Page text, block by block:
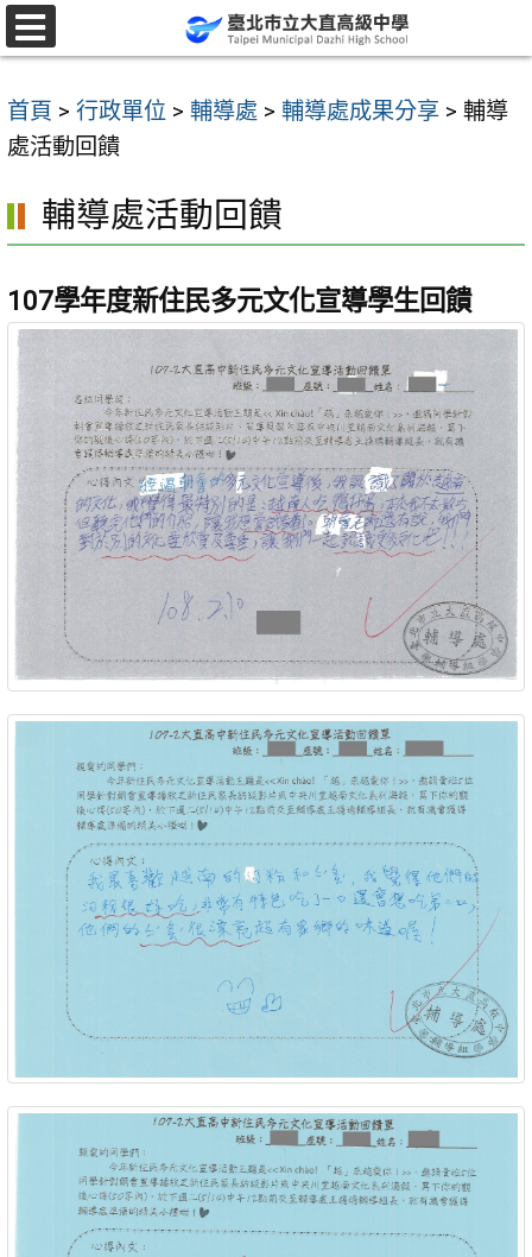
跳
至
要
內
區
首頁 > 行政單位 > 輔導處 > 輔導處成果分享 > 輔導
處活動回饋
輔導處活動回饋
107學年度新住民多元文化宣導學生回饋
選
單